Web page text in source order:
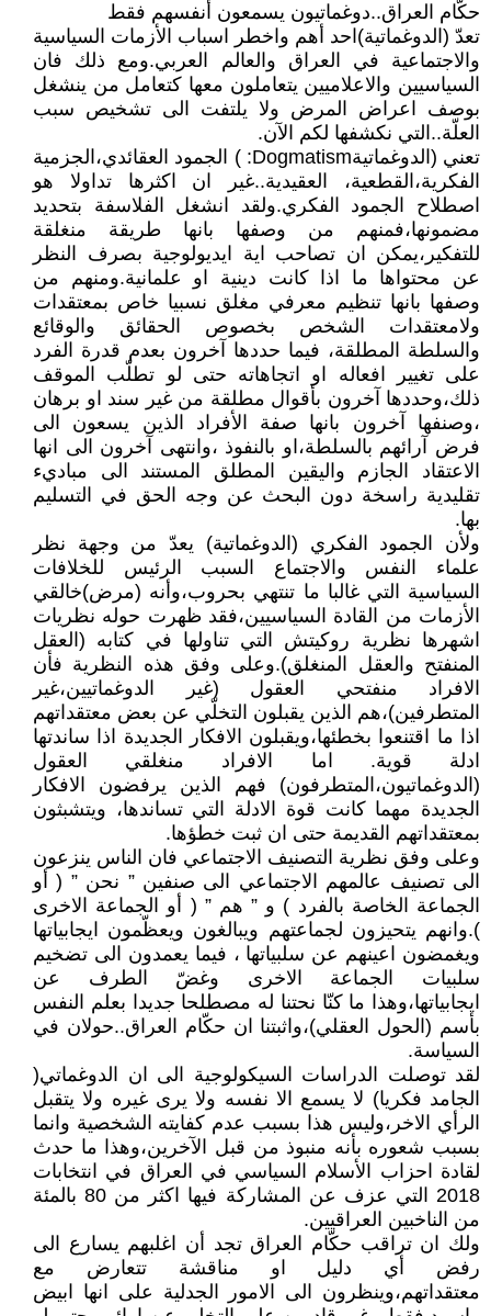
حكّام العراق..دوغماتيون يسمعون أنفسهم فقط
تعدّ (الدوغماتية)احد أهم واخطر اسباب الأزمات السياسية
والاجتماعية في العراق والعالم العربي.ومع ذلك فان
السياسيين والاعلاميين يتعاملون معها كتعامل من ينشغل
بوصف اعراض المرض ولا يلتفت الى تشخيص سبب
العلّة..التي نكشفها لكم الآن.
تعني (الدوغماتيةDogmatism: ) الجمود العقائدي،الجزمية
الفكرية،القطعية، العقيدية..غير ان اكثرها تداولا هو
اصطلاح الجمود الفكري.ولقد انشغل الفلاسفة بتحديد
مضمونها،فمنهم من وصفها بانها طريقة منغلقة
للتفكير،يمكن ان تصاحب اية ايديولوجية بصرف النظر
عن محتواها ما اذا كانت دينية او علمانية.ومنهم من
وصفها بانها تنظيم معرفي مغلق نسبيا خاص بمعتقدات
ولامعتقدات الشخص بخصوص الحقائق والوقائع
والسلطة المطلقة، فيما حددها آخرون بعدم قدرة الفرد
على تغيير افعاله او اتجاهاته حتى لو تطلّب الموقف
ذلك،وحددها آخرون بأقوال مطلقة من غير سند او برهان
،وصنفها آخرون بانها صفة الأفراد الذين يسعون الى
فرض آرائهم بالسلطة،او بالنفوذ ،وانتهى آخرون الى انها
الاعتقاد الجازم واليقين المطلق المستند الى مباديء
تقليدية راسخة دون البحث عن وجه الحق في التسليم
بها.
ولأن الجمود الفكري (الدوغماتية) يعدّ من وجهة نظر
علماء النفس والاجتماع السبب الرئيس للخلافات
السياسية التي غالبا ما تنتهي بحروب،وأنه (مرض)خالقي
الأزمات من القادة السياسيين،فقد ظهرت حوله نظريات
اشهرها نظرية روكيتش التي تناولها في كتابه (العقل
المنفتح والعقل المنغلق).وعلى وفق هذه النظرية فأن
الافراد منفتحي العقول (غير الدوغماتيين،غير
المتطرفين)،هم الذين يقبلون التخلّي عن بعض معتقداتهم
اذا ما اقتنعوا بخطئها،ويقبلون الافكار الجديدة اذا ساندتها
ادلة قوية. اما الافراد منغلقي العقول
(الدوغماتيون،المتطرفون) فهم الذين يرفضون الافكار
الجديدة مهما كانت قوة الادلة التي تساندها، ويتشبثون
بمعتقداتهم القديمة حتى ان ثبت خطؤها.
وعلى وفق نظرية التصنيف الاجتماعي فان الناس ينزعون
الى تصنيف عالمهم الاجتماعي الى صنفين ” نحن ” ( أو
الجماعة الخاصة بالفرد ) و ” هم ” ( أو الجماعة الاخرى
).وانهم يتحيزون لجماعتهم ويبالغون ويعظّمون ايجابياتها
ويغمضون اعينهم عن سلبياتها ، فيما يعمدون الى تضخيم
سلبيات الجماعة الاخرى وغضّ الطرف عن
ايجابياتها،وهذا ما كنّا نحتنا له مصطلحا جديدا بعلم النفس
بأسم (الحول العقلي)،واثبتنا ان حكّام العراق..حولان في
السياسة.
لقد توصلت الدراسات السيكولوجية الى ان الدوغماتي(
الجامد فكريا) لا يسمع الا نفسه ولا يرى غيره ولا يتقبل
الرأي الاخر،وليس هذا بسبب عدم كفايته الشخصية وانما
بسبب شعوره بأنه منبوذ من قبل الآخرين،وهذا ما حدث
لقادة احزاب الأسلام السياسي في العراق في انتخابات
2018 التي عزف عن المشاركة فيها اكثر من 80 بالمئة
من الناخبين العراقيين.
ولك ان تراقب حكّام العراق تجد أن اغلبهم يسارع الى
رفض أي دليل او مناقشة تتعارض مع
معتقداتهم،وينظرون الى الامور الجدلية على انها ابيض